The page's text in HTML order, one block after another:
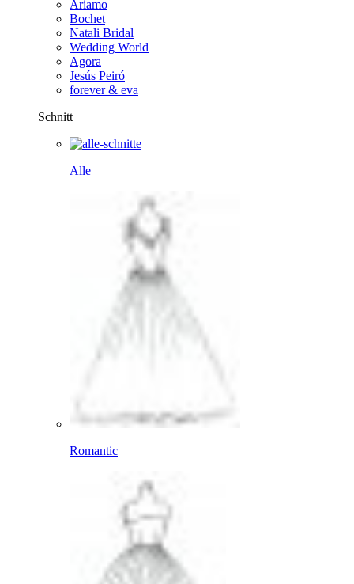
Ariamo
Bochet
Natali Bridal
Wedding World
Agora
Jesús Peiró
forever & eva
Schnitt
Alle
Romantic